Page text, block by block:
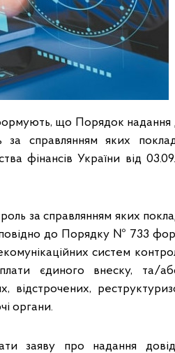
що Порядок надання
за справлянням яких
фінансів України від
за справлянням яких
до Порядку № 733
систем
єдиного внеску, та/
відстрочених,
органи.
заяву про надання